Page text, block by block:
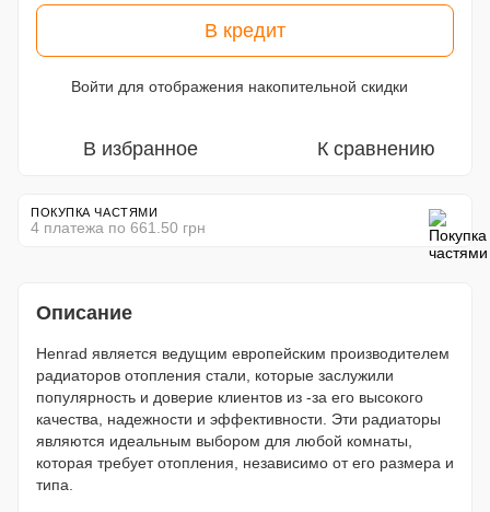
В кредит
Войти для отображения накопительной скидки
В избранное К сравнению
ПОКУПКА ЧАСТЯМИ
4 платежа по 661.50 грн
Описание
Henrad является ведущим европейским производителем
радиаторов отопления стали, которые заслужили
популярность и доверие клиентов из -за его высокого
качества, надежности и эффективности. Эти радиаторы
являются идеальным выбором для любой комнаты,
которая требует отопления, независимо от его размера и
типа.